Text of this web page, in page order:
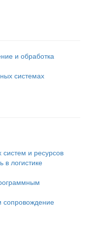
и обработка
системах
и ресурсов
в логистике
сопровождение